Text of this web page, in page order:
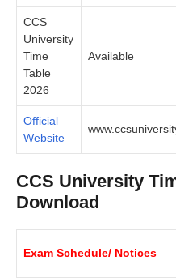
CCS
University
Time
Table
2026
Available
Official
Website
CCS University
Download
Exam Schedule/ Notices